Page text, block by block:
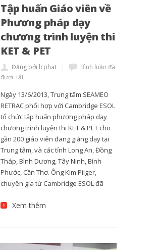
Tập huấn Giáo viên về
Phương pháp dạy
chương trình luyện thi
KET & PET
Đăng bởi lcphat
Bình luận đã
được tắt
Ngày 13/6/2013, Trung tâm SEAMEO
RETRAC phối hợp với Cambridge ESOL
tổ chức tập huấn phương pháp dạy
chương trình luyện thi KET & PET cho
gần 200 giáo viên đang giảng dạy tại
Trung tâm, và các tỉnh Long An, Đồng
Tháp, Bình Dương, Tây Ninh, Bình
Phước, Cần Thơ. Ông Kim Pilger,
chuyên gia từ Cambridge ESOL đã
Xem thêm